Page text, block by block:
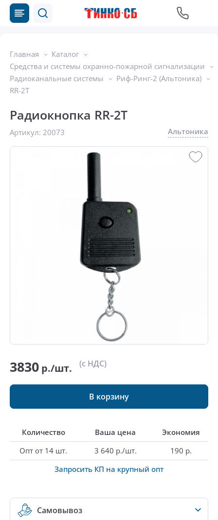
Главная
Каталог
Средства и системы охранно-пожарной сигнализации
Радиоканальные системы
Риф-Ринг-2 (Альтоника)
RR-2T
Радиокнопка RR-2T
Артикул: 20073 Альтоника
3830 р./шт. (с НДС)
В корзину
Количество Ваша цена
Экономия
Опт от 14 шт.
3 640 р./шт.
190 р.
Запросить КП на крупный опт
Самовывоз